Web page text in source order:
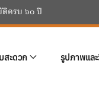
ติครบ ๖๐ ปี
สะดวก รูปภาพและ